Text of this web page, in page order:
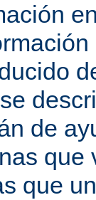
de
que
que